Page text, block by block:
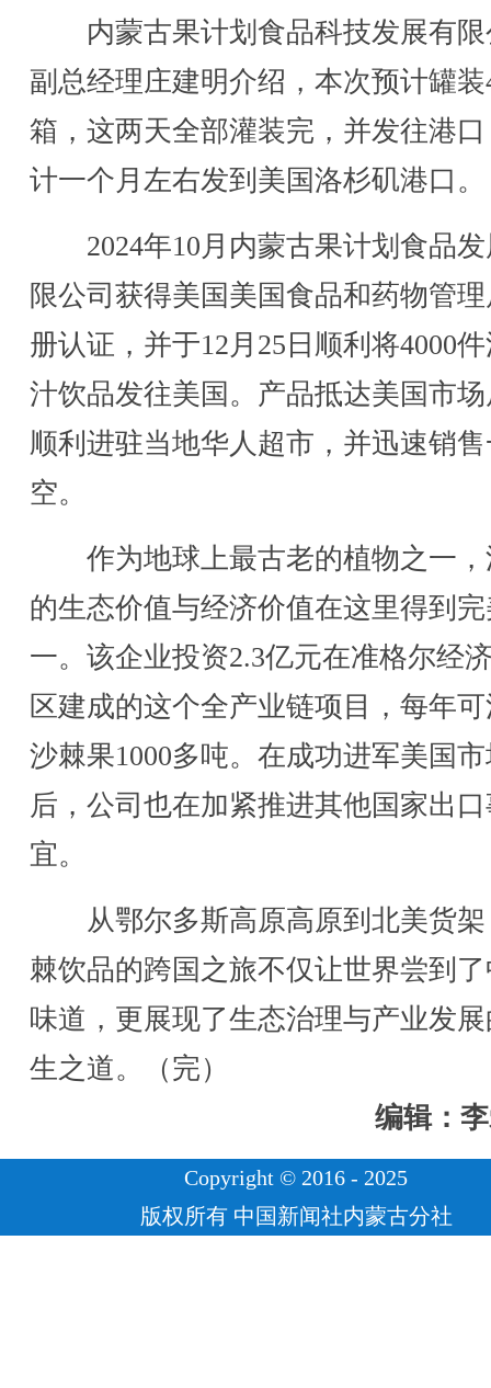
内蒙古果计划食品科技发展有限
副总经理庄建明介绍，本次预计罐装
箱，这两天全部灌装完，并发往港
计一个月左右发到美国洛杉矶港口。
2024年10月内蒙古果计划食品发
限公司获得美国美国食品和药物管
册认证，并于12月25日顺利将4000
汁饮品发往美国。产品抵达美国市
顺利进驻当地华人超市，并迅速销
空。
作为地球上最古老的植物之一，
的生态价值与经济价值在这里得到
一。该企业投资2.3亿元在准格尔经
区建成的这个全产业链项目，每年
沙棘果1000多吨。在成功进军美国
后，公司也在加紧推进其他国家出
宜。
从鄂尔多斯高原高原到北美货架
棘饮品的跨国之旅不仅让世界尝到
味道，更展现了生态治理与产业发
生之道。（完）
编辑：
Copyright © 2016 - 2025
版权所有 中国新闻社内蒙古分社